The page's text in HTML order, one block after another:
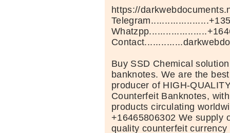
https://
Buy SSD Chemical
banknotes. We are the
producer of HIGH-
Counterfeit Banknotes,
products circulating
+16465806302 We supply
quality counterfeit